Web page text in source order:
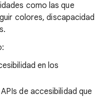
como las que
colores, discapacidad
en los
de accesibilidad que